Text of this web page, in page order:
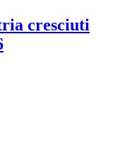
cresciuti